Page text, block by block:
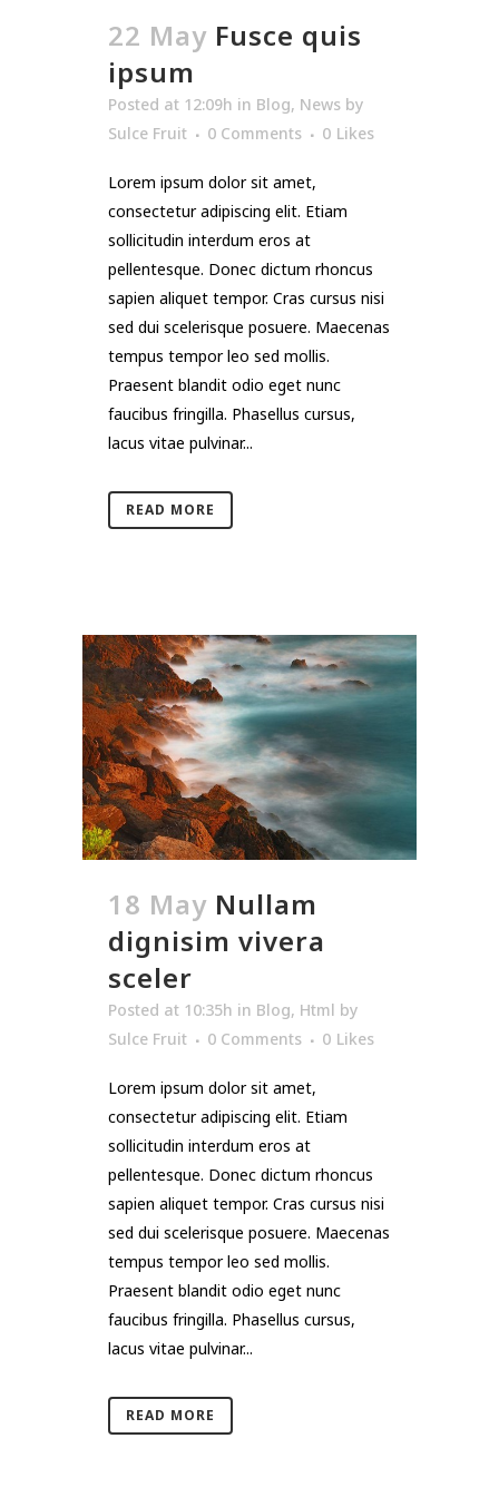
22 May Fusce quis
ipsum
Posted at 12:09h in Blog, News by
Sulce Fruit
0 Comments 0 Likes
Lorem ipsum dolor sit amet,
consectetur adipiscing elit. Etiam
sollicitudin interdum eros at
pellentesque. Donec dictum rhoncus
sapien aliquet tempor. Cras cursus nisi
sed dui scelerisque posuere. Maecenas
tempus tempor leo sed mollis.
Praesent blandit odio eget nunc
faucibus fringilla. Phasellus cursus,
lacus vitae pulvinar...
READ MORE
18 May Nullam
dignisim vivera
sceler
Posted at 10:35h in Blog, Html by
Sulce Fruit
0 Comments 0 Likes
Lorem ipsum dolor sit amet,
consectetur adipiscing elit. Etiam
sollicitudin interdum eros at
pellentesque. Donec dictum rhoncus
sapien aliquet tempor. Cras cursus nisi
sed dui scelerisque posuere. Maecenas
tempus tempor leo sed mollis.
Praesent blandit odio eget nunc
faucibus fringilla. Phasellus cursus,
lacus vitae pulvinar...
READ MORE